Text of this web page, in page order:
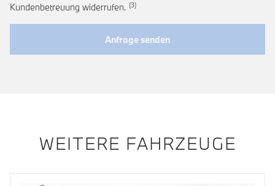
Kundenbetreuung widerrufen. Link zur Fußnote: Widerruf der
Anfrage senden
WEITERE FAHRZEUGE